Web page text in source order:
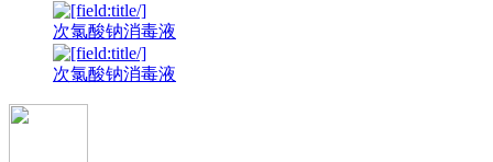
次氯酸钠消毒液
次氯酸钠消毒液